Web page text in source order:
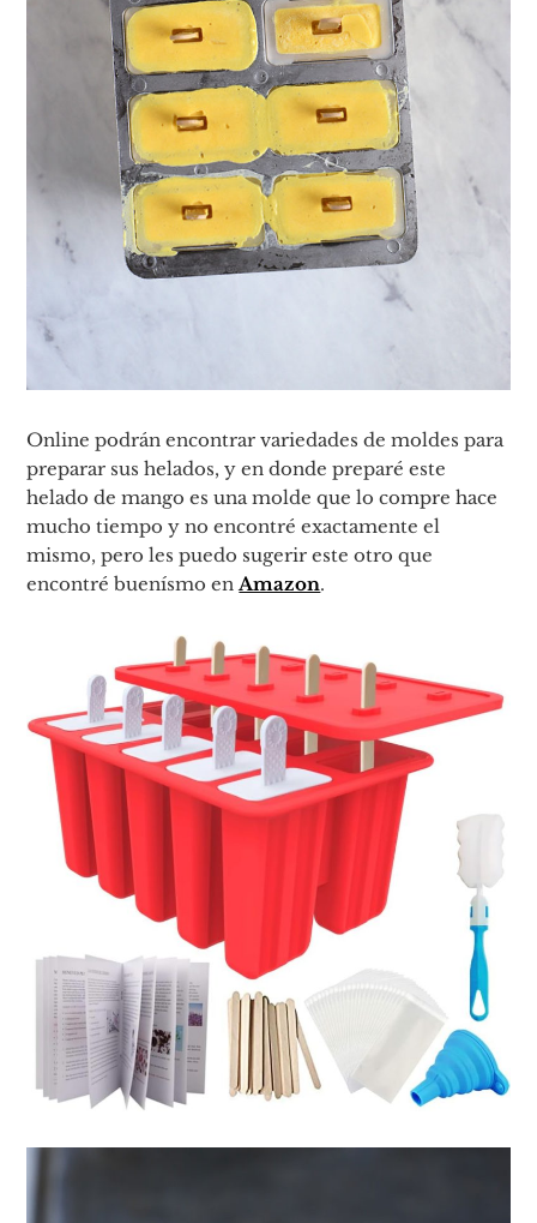
Online podrán encontrar variedades de moldes para
preparar sus helados, y en donde preparé este
helado de mango es una molde que lo compre hace
mucho tiempo y no encontré exactamente el
mismo, pero les puedo sugerir este otro que
encontré buenísmo en Amazon.